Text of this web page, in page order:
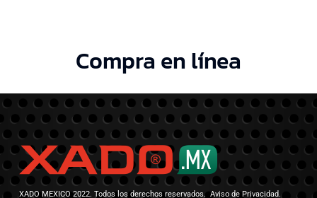
Compra en línea
XADO MEXICO 2022. Todos los derechos reservados. Aviso de Privacidad.